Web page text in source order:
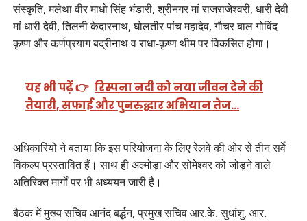
संस्कृति, मलेथा वीर माधो सिंह भंडारी, श्रीनगर मां राजराजेश्वरी, धारी देवी
मां धारी देवी, तिलनी केदारनाथ, घोलतीर पांच महादेव, गौचर बाल गोविंद
कृष्ण और कर्णप्रयाग बद्रीनाथ व राधा-कृष्ण थीम पर विकसित होगा।
यह भी पढ़ें 👉 रिस्पना नदी को नया जीवन देने की
तैयारी, सफाई और पुनरुद्धार अभियान तेज…
अधिकारियों ने बताया कि इस परियोजना के लिए रेलवे की ओर से तीन सर्वे
विकल्प प्रस्तावित हैं। साथ ही अल्मोड़ा और सोमेश्वर को जोड़ने वाले
अतिरिक्त मार्गों पर भी अध्ययन जारी है।
बैठक में मुख्य सचिव आनंद बर्द्धन, प्रमुख सचिव आर.के. सुधांशु, आर.